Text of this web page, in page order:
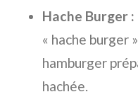
Hache Burger :
« hache burger
hamburger
hachée.